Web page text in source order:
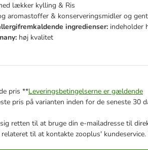
lækker kylling & Ris
aromastoffer & konserveringsmidler og
ingredienser: indeholder
høj kvalitet
pris **Leveringsbetingelserne er gældende
pris på varianten inden for de seneste 30
retten til at bruge din e-mailadresse til
til at kontakte zooplus'